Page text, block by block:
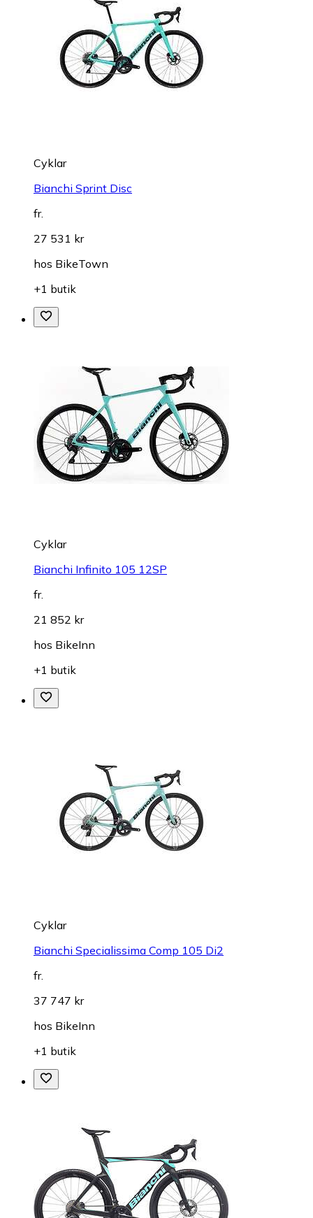
Cyklar
Bianchi Sprint Disc
fr.
27 531 kr
hos BikeTown
+1 butik
Cyklar
Bianchi Infinito 105 12SP
fr.
21 852 kr
hos BikeInn
+1 butik
Cyklar
Bianchi Specialissima Comp 105 Di2
fr.
37 747 kr
hos BikeInn
+1 butik